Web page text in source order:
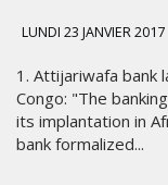
LUNDI 23 JANVIER 2017
1. Attijariwafa bank
Congo: "The
its implantation in
bank formalized...